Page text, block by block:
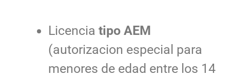
Licenciatipo AEM
(autorizacion especial para
menores de edad entre los 14